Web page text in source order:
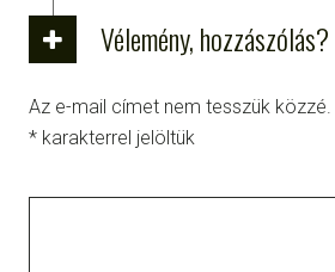
Vélemény, hozzászólás?
Az e-mail címet nem tesszük közzé.
* karakterrel jelöltük